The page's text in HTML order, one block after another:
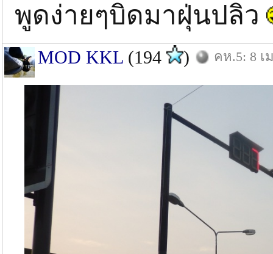
พูดง่ายๆบิดมาฝุ่นปลิว
MOD KKL (194 ) คห.5: 8 เ